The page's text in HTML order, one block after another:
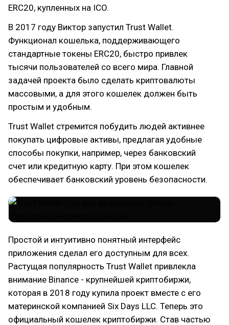
ERC20, купленных на ICO.
В 2017 году Виктор запустил Trust Wallet.
Функционал кошелька, поддерживающего
стандартные токены ERC20, быстро привлек
тысячи пользователей со всего мира. Главной
задачей проекта было сделать криптовалюты
массовыми, а для этого кошелек должен быть
простым и удобным.
Trust Wallet стремится побудить людей активнее
покупать цифровые активы, предлагая удобные
способы покупки, например, через банковский
счет или кредитную карту. При этом кошелек
обеспечивает банковский уровень безопасности.
Простой и интуитивно понятный интерфейс
приложения сделал его доступным для всех.
Растущая популярность Trust Wallet привлекла
внимание Binance - крупнейшей криптобиржи,
которая в 2018 году купила проект вместе с его
материнской компанией Six Days LLC. Теперь это
официальный кошелек криптобиржи. Став частью